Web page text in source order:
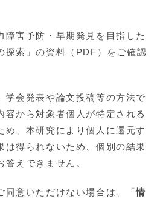
害予防・早期発見を目指した
探索」の資料（PDF）をご確認
会発表や論文投稿等の方法で
容から対象者個人が特定される
め、本研究により個人に還元す
は得られないため、個別の結果
えできません。
意いただけない場合は、「情